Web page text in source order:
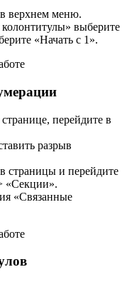
верхнем меню.
выберите
«Начать с 1».
перейдите в
разрыв
страницы и перейдите
«Секции».
«Связанные